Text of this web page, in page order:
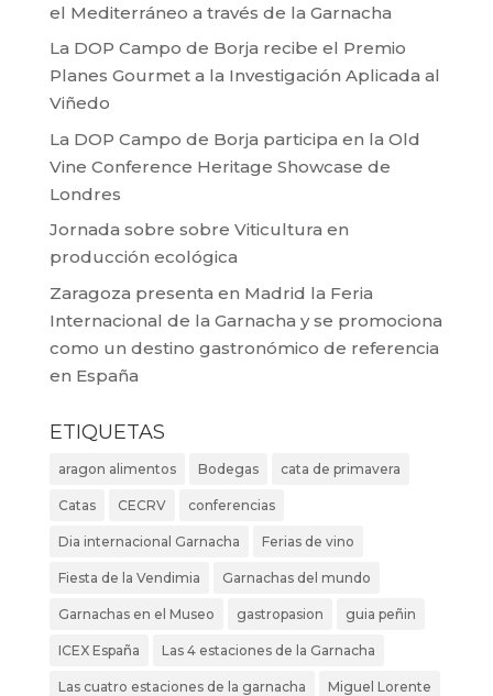
el Mediterráneo a través de la Garnacha
La DOP Campo de Borja recibe el Premio
Planes Gourmet a la Investigación Aplicada al
Viñedo
La DOP Campo de Borja participa en la Old
Vine Conference Heritage Showcase de
Londres
Jornada sobre sobre Viticultura en
producción ecológica
Zaragoza presenta en Madrid la Feria
Internacional de la Garnacha y se promociona
como un destino gastronómico de referencia
en España
ETIQUETAS
aragon alimentos Bodegas cata de primavera
Catas CECRV conferencias
Dia internacional Garnacha Ferias de vino
Fiesta de la Vendimia Garnachas del mundo
Garnachas en el Museo gastropasion guia peñin
ICEX España Las 4 estaciones de la Garnacha
Las cuatro estaciones de la garnacha Miguel Lorente